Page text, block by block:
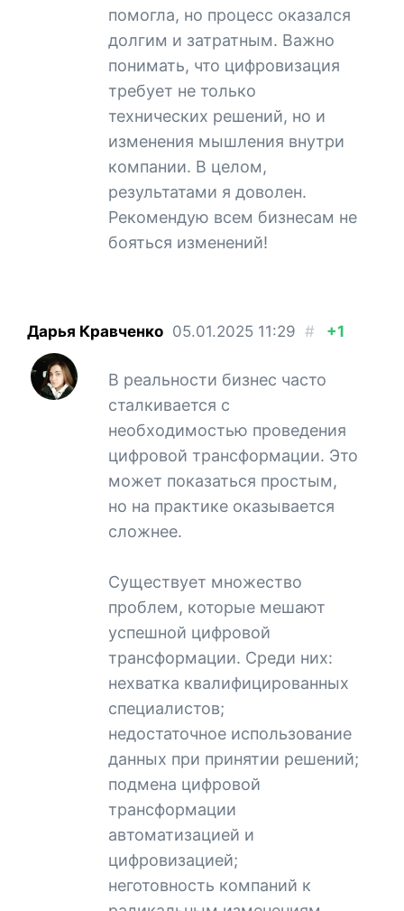
помогла, но процесс оказался
долгим и затратным. Важно
понимать, что цифровизация
требует не только
технических решений, но и
изменения мышления внутри
компании. В целом,
результатами я доволен.
Рекомендую всем бизнесам не
бояться изменений!
Дарья Кравченко 05.01.2025 11:29 # +1
В реальности бизнес часто
сталкивается с
необходимостью проведения
цифровой трансформации. Это
может показаться простым,
но на практике оказывается
сложнее.
Существует множество
проблем, которые мешают
успешной цифровой
трансформации. Среди них:
нехватка квалифицированных
специалистов;
недостаточное использование
данных при принятии решений;
подмена цифровой
трансформации
автоматизацией и
цифровизацией;
неготовность компаний к